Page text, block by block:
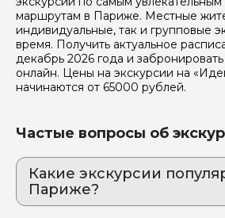
маршрутам в Париже. Местные
индивидуальные, так и групповые
время. Получить актуальное
декабрь 2026 года и
онлайн. Цены на экскурсии на
начинаются от 65000 рублей.
Частые вопросы об
Какие экскурсии
Париже?